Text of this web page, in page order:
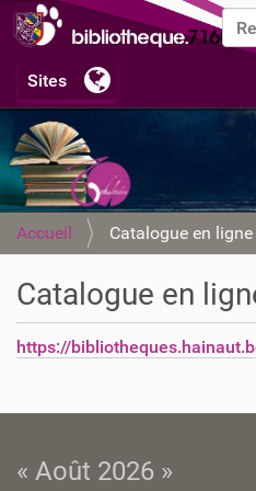
Accueil Catalogue en ligne
Catalogue en
https://
« Août 2026 »